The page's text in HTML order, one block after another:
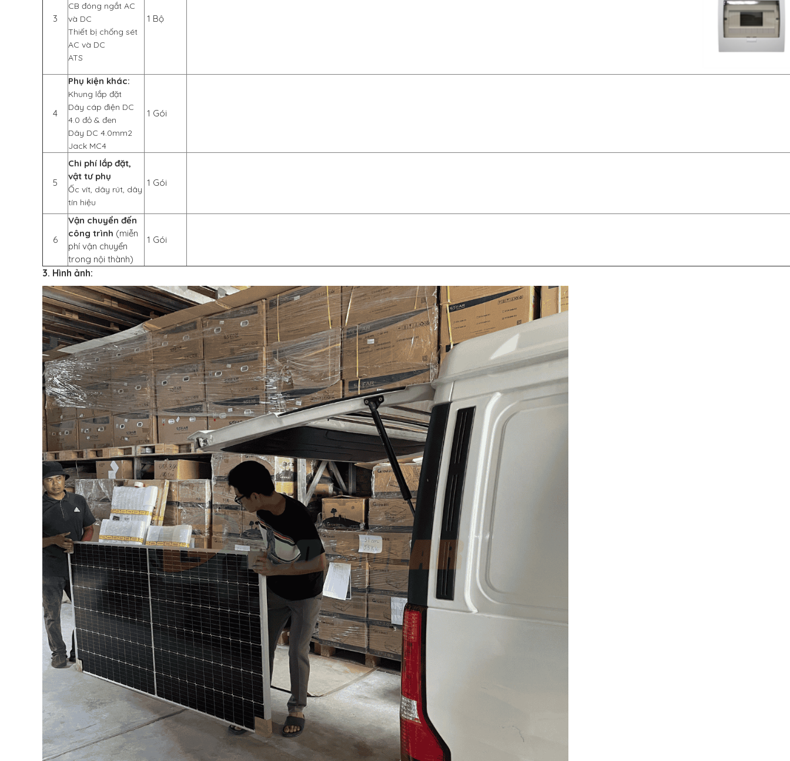
3
CB đóng ngắt AC
và DC
Thiết bị chống sét
AC và DC
ATS
1 Bộ
4
Phụ kiện khác:
Khung lắp đặt
Dây cáp điện DC
4.0 đỏ & đen
Dây DC 4.0mm2
Jack MC4
1 Gói
5
Chi phí lắp đặt,
vật tư phụ
Ốc vít, dây rút, dây
tín hiệu
1 Gói
6
Vận chuyển đến
công trình (miễn
phí vận chuyển
trong nội thành)
1 Gói
3. Hình ảnh: